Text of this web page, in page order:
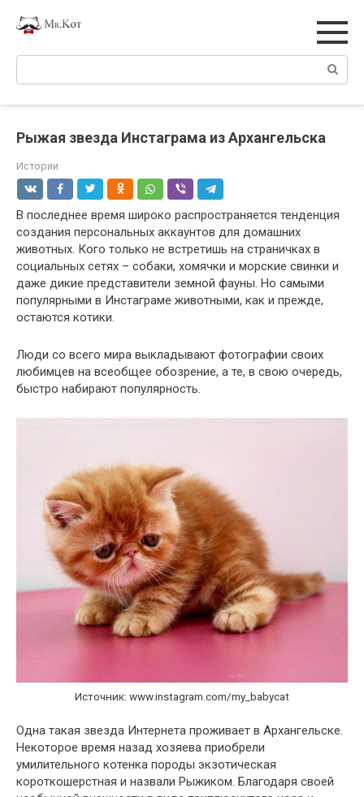
Поиск:
Рыжая звезда Инстаграма из Архангельска
Истории
В последнее время широко распространяется тенденция
создания персональных аккаунтов для домашних
животных. Кого только не встретишь на страничках в
социальных сетях – собаки, хомячки и морские свинки и
даже дикие представители земной фауны. Но самыми
популярными в Инстаграме животными, как и прежде,
остаются котики.
Люди со всего мира выкладывают фотографии своих
любимцев на всеобщее обозрение, а те, в свою очередь,
быстро набирают популярность.
Источник: www.instagram.com/my_babycat
Одна такая звезда Интернета проживает в Архангельске.
Некоторое время назад хозяева приобрели
умилительного котенка породы экзотическая
короткошерстная и назвали Рыжиком. Благодаря своей